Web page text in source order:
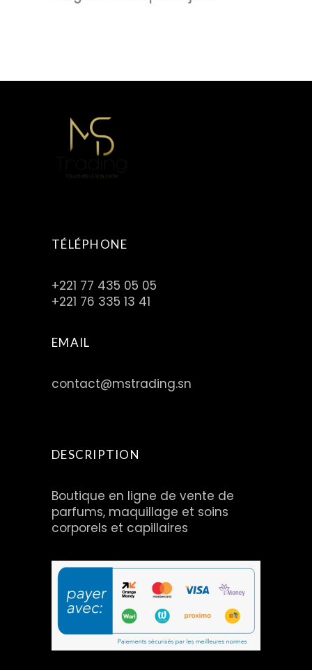
TÉLÉPHONE
+221 77 435 05 05
+221 76 335 13 41
EMAIL
contact@mstrading.sn
DESCRIPTION
Boutique en ligne de vente de
parfums, maquillage et soins
corporels et capillaires